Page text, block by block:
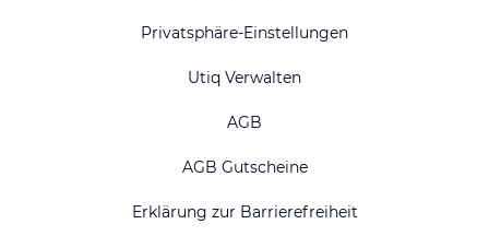
Privatsphäre-Einstellungen
Utiq Verwalten
AGB
AGB Gutscheine
Erklärung zur Barrierefreiheit